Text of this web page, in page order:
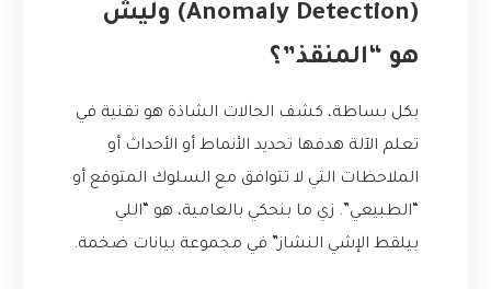
(Anomaly Detection) وليش
هو “المنقذ”؟
بكل بساطة، كشف الحالات الشاذة هو تقنية في
تعلم الآلة هدفها تحديد الأنماط أو الأحداث أو
الملاحظات التي لا تتوافق مع السلوك المتوقع أو
“الطبيعي”. زي ما بنحكي بالعامية، هو “اللي
بيلقط الإشي النشاز” في مجموعة بيانات ضخمة.